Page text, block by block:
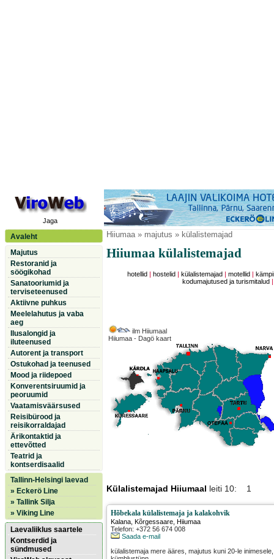
Jaga
Avaleht
Majutus
Restoranid ja
söögikohad
Sanatooriumid ja
terviseteenused
Aktiivne puhkus
Meelelahutus ja vaba
aeg
Ilusalongid ja
iluteenused
Autorent ja transport
Ostukohad ja teenused
Mood ja riidepoed
Konverentsiruumid ja
peoruumid
Vaatamisväärsused
Reisibürood ja
reisikorraldajad
Ärikontaktid ja
ettevõtted
Teatrid ja
kontserdisaalid
Tallinn-Helsingi laevad
» Eckerö Line
» Tallink Silja
» Viking Line
Laevaliiklus saartele
Kontserdid ja
sündmused
Hiiumaa» majutus » külalistemajad
Hiiumaa külalistemajad
hotellid hostelid külalistemajad |motellid
kodumajutused ja turismitalud
ilm Hiiumaal
Hiiumaa - Dagö kaart
Külalistemajad Hiiumaal leiti 10: 1
Hõbekala külalistemaja ja kalakohvik
Kalana Kõrgessaare , Hiiumaa
Telefon: +372 56 674 008
Saada e-mail
külalistemaja mere ääres, majutus kuni 20-le